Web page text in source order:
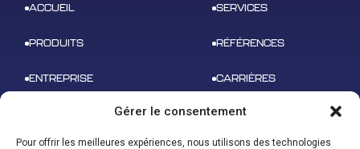
Gérer le consentement
Pour offrir les meilleures expériences, nous utilisons des technologies
ACCUEIL SERVICES
PRODUITS RÉFÉRENCES
ENTREPRISE CARRIÈRES
CONTACT